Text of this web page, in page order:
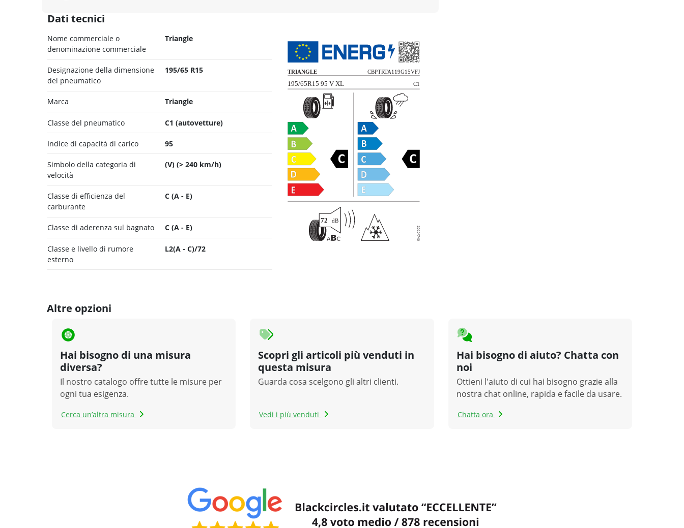
Dati tecnici
Nome commerciale o
denominazione commerciale
Triangle
Designazione della dimensione
del pneumatico
195/65 R15
Marca Triangle
Classe del pneumatico C1 (autovetture)
Indice di capacità di carico 95
Simbolo della categoria di
velocità
(V) (> 240 km/h)
Classe di efficienza del
carburante
C (A - E)
Classe di aderenza sul bagnato C (A - E)
Classe e livello di rumore
esterno
L2(A - C)/72
Altre opzioni
Hai bisogno di una misura
diversa?
Il nostro catalogo offre tutte le misure per
ogni tua esigenza.
Cerca un’altra misura
Scopri gli articoli più venduti in
questa misura
Guarda cosa scelgono gli altri clienti.
Vedi i più venduti
Hai bisogno di aiuto? Chatta con
noi
Ottieni l'aiuto di cui hai bisogno grazie alla
nostra chat online, rapida e facile da usare.
Chatta ora